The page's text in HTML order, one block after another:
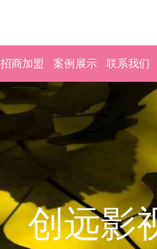
招商加盟 案例展示 联系我们
创远影